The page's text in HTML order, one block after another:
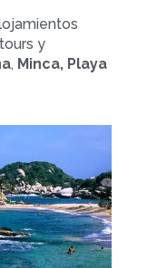
y
, Minca, Playa